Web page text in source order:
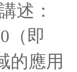
述：
（即
的應用